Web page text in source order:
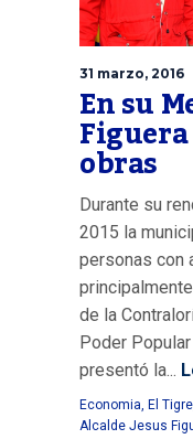
31 marzo, 2016
En su
obras
Durante su
2015 la
personas con
de la
Poder
presentó la...
Economia, El Tigre
Alcalde Jesus